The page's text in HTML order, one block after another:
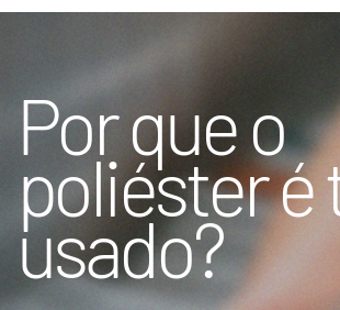
Por que o
poliéster é
usado?